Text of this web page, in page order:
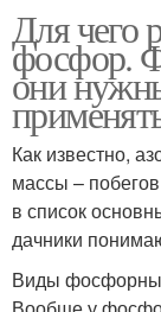
Для чего
фосфор.
они
Как известно,
массы –
в список
дачники
Виды